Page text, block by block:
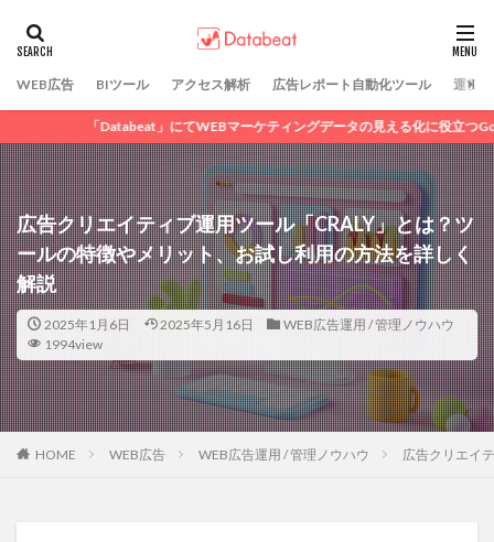
WEB広告 BIツール アクセス解析 広告レポート自動化ツール 運営
にてWEBマーケティングデータの見える化に役立つGoogleデータポータルのレ
広告クリエイティブ運用ツール「CRALY」とは？ツ
ールの特徴やメリット、お試し利用の方法を詳しく
解説
2025年1月6日 2025年5月16日
WEB広告運用 / 管理ノウハウ
1994view
HOME WEB広告 WEB広告運用 / 管理ノウハウ 広告クリエイ
カテゴリー
DSP広告 GDN LINE広告
SNS広告
アフィリエイト広告
ディスプレイ広告
リスティング広告
動画広告
広告運用代行
純広告
Criteo
検索